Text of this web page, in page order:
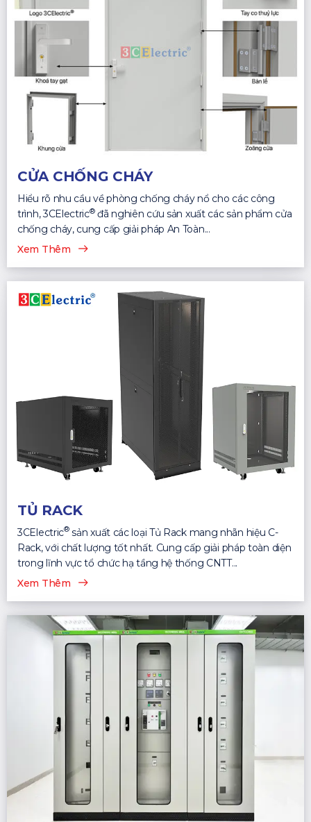
CỬA CHỐNG CHÁY
Hiểu rõ nhu cầu về phòng chống cháy nổ cho các công
trình, 3CElectric®đã nghiên cứu sản xuất các sản phẩm cửa
chống cháy, cung cấp giải pháp An Toàn...
Xem Thêm
TỦ RACK
3CElectric®sản xuất các loại Tủ Rack mang nhãn hiệu C-
Rack, với chất lượng tốt nhất. Cung cấp giải pháp toàn diện
trong lĩnh vực tổ chức hạ tầng hệ thống CNTT...
Xem Thêm